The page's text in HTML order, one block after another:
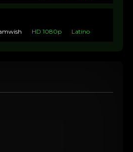
HD 1080p Latino